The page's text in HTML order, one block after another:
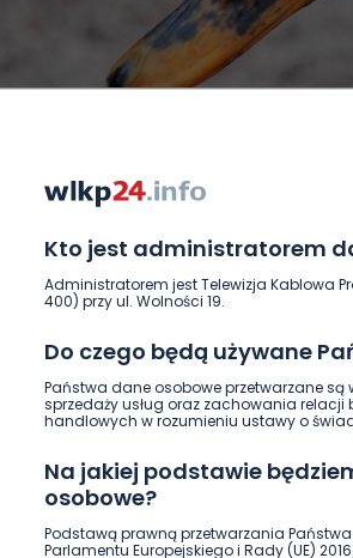
Kto jest administratorem
Administratorem jest Telewizja Kablowa
400) przy ul. Wolności 19.
Do czego będą używane
Państwa dane osobowe przetwarzane
sprzedaży usług oraz zachowania relacji
handlowych w rozumieniu ustawy o
Na jakiej podstawie
osobowe?
Podstawą prawną przetwarzania
Parlamentu Europejskiego i Rady (UE)
CIEKAWOSTKI
RELIGIA SAMORZĄD ŚRODOWISKO